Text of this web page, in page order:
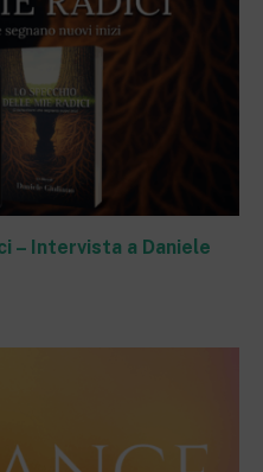
– Intervista a Daniele